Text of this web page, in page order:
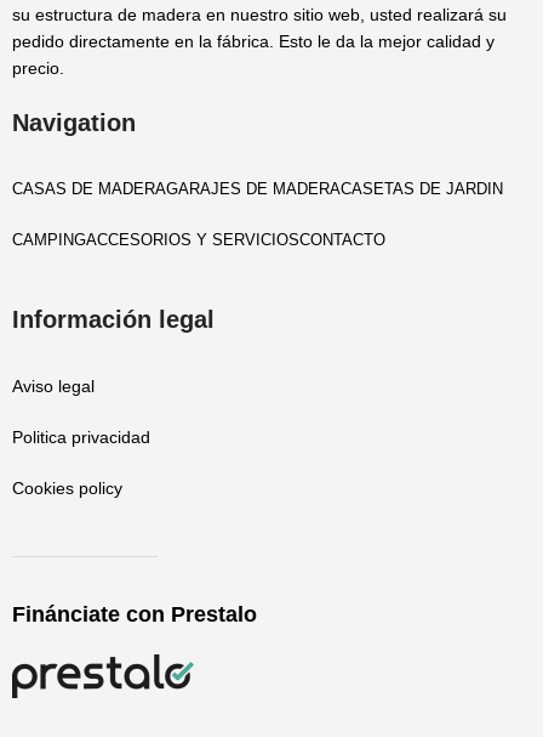
su estructura de madera en nuestro sitio web, usted realizará su
pedido directamente en la fábrica. Esto le da la mejor calidad y
precio.
Navigation
CASAS DE MADERAGARAJES DE MADERACASETAS DE JARDIN
CAMPINGACCESORIOS Y SERVICIOSCONTACTO
Información legal
Aviso legal
Politica privacidad
Cookies policy
Finánciate con Prestalo